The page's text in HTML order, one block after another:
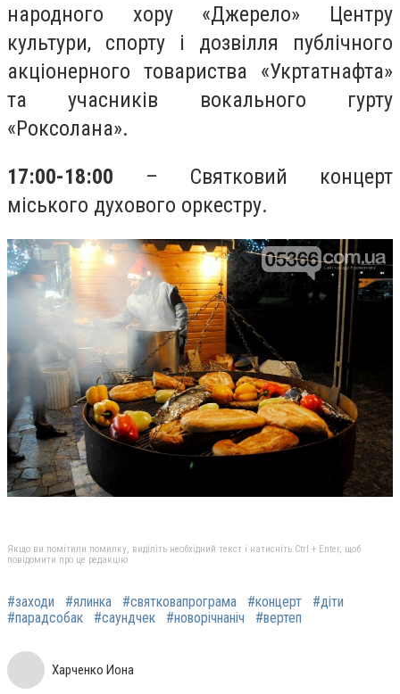
народного хору «Джерело» Центру
культури, спорту і дозвілля публічного
акціонерного товариства «Укртатнафта»
та учасників вокального гурту
«Роксолана».
17:00-18:00 – Святковий концерт
міського духового оркестру.
Якщо ви помітили помилку, виділіть необхідний текст і натисніть Ctrl + Enter, щоб
повідомити про це редакцію
#заходи #ялинка #святковапрограма #концерт
#діти
#парадсобак
#саундчек #новорічнаніч #вертеп
Харченко Иона